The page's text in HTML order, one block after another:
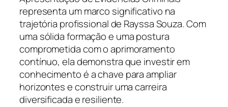
representa um marco significativo na
trajetória profissional de Rayssa Souza. Com
uma sólida formação e uma postura
comprometida com o aprimoramento
contínuo, ela demonstra que investir em
conhecimento é a chave para ampliar
horizontes e construir uma carreira
diversificada e resiliente.